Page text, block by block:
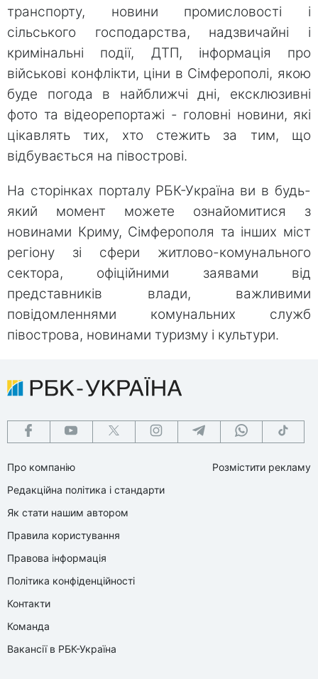
транспорту, новини промисловості і
сільського господарства, надзвичайні і
кримінальні події, ДТП, інформація про
військові конфлікти, ціни в Сімферополі, якою
буде погода в найближчі дні, ексклюзивні
фото та відеорепортажі - головні новини, які
цікавлять тих, хто стежить за тим, що
відбувається на півострові.
На сторінках порталу РБК-Україна ви в будь-
який момент можете ознайомитися з
новинами Криму, Сімферополя та інших міст
регіону зі сфери житлово-комунального
сектора, офіційними заявами від
представників влади, важливими
повідомленнями комунальних служб
півострова, новинами туризму і культури.
Про компанію
Редакційна політика і стандарти
Як стати нашим автором
Правила користування
Правова інформація
Політика конфіденційності
Контакти
Команда
Вакансії в РБК-Україна
Розмістити рекламу